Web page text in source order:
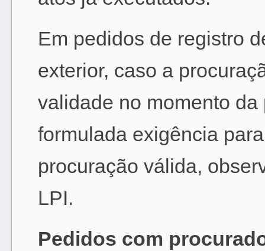
Em pedidos de registro
exterior, caso a
validade no momento
formulada exigência
procuração válida,
LPI.
Pedidos com